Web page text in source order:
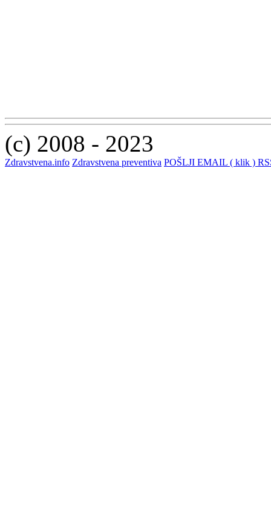
(c) 2008 - 2023
Zdravstvena.info Zdravstvena preventiva POŠLJI EMAIL ( klik )